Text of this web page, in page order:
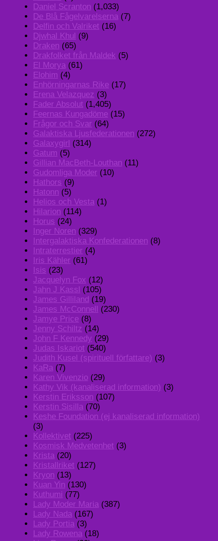
Daniel Scranton (1,033)
De Blå Fågelvarelserna (7)
Delfin och Valriket (16)
Djwhal Khul (9)
Draken (65)
Drakfolket från Maldek (5)
El Morya (61)
Elohim (4)
Enhörningarnas Rike (17)
Erena Velazquez (3)
Fader Absolut (1,405)
Feernas Kungadöme (15)
Frågor och Svar (64)
Galaktiska Ljusfederationen (272)
Galaxygirl (314)
Gatum (5)
Gillian MacBeth-Louthan (11)
Gudomliga Moder (10)
Hathors (9)
Hatonn (5)
Helios och Vesta (1)
Hilarion (114)
Horus (24)
Inger Noren (329)
Intergalaktiska Konfederationen (8)
Intraterrestier (4)
Iris Kähler (61)
Isis (23)
Jacquelyn Fox (12)
Jahn J Kassl (105)
James Gilliland (19)
James McConnell (230)
Jamye Price (8)
Jenny Schiltz (14)
John F Kennedy (29)
Judas Iskariot (540)
Judith Kusel (spirituell författare) (3)
KaRa (7)
Karen Vivenzio (29)
Kathy Vik (kanaliserad information) (3)
Kerstin Eriksson (107)
Kerstin Sisilla (70)
Keshe Foundation (ej kanaliserad information)
(3)
Kollektivet (225)
Kosmisk Medvetenhet (3)
Krista (20)
Kristallriket (127)
Kryon (13)
Kuan Yin (130)
Kuthumi (77)
Lady Moder Maria (387)
Lady Nada (167)
Lady Portia (3)
Lady Rowena (18)